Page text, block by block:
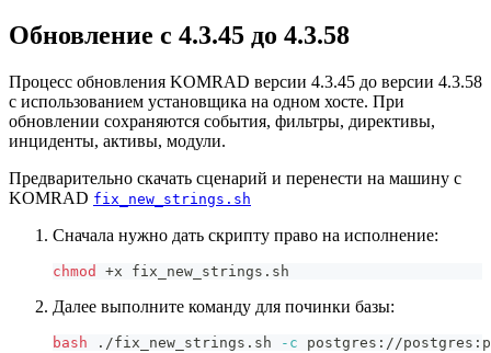
Обновление с 4.3.45 до 4.3.58
Процесс обновления KOMRAD версии 4.3.45 до версии 4.3.58
с использованием установщика на одном хосте. При
обновлении сохраняются события, фильтры, директивы,
инциденты, активы, модули.
Предварительно скачать сценарий и перенести на машину с
KOMRAD fix_new_strings.sh
Сначала нужно дать скрипту право на исполнение:
chmod +x fix_new_strings.sh
Далее выполните команду для починки базы:
bash ./fix_new_strings.sh -c postgres://